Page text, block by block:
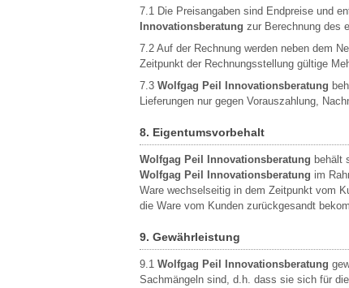
7.1 Die Preisangaben sind Endpreise und
Innovationsberatung zur Berechnung des
7.2 Auf der Rechnung werden neben dem
Zeitpunkt der Rechnungsstellung gültige
7.3 Wolfgag Peil Innovationsberatung
Lieferungen nur gegen Vorauszahlung,
8. Eigentumsvorbehalt
Wolfgag Peil Innovationsberatung behält
Wolfgag Peil Innovationsberatung im
Ware wechselseitig in dem Zeitpunkt vom
die Ware vom Kunden zurückgesandt
9. Gewährleistung
9.1 Wolfgag Peil Innovationsberatung
Sachmängeln sind, d.h. dass sie sich für